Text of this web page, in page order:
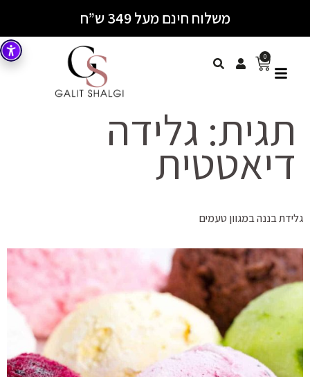
משלוח חינם מעל 349 ש”ח
0
תגית: גלידה
דיאטטית
גלידת בננה במגוון טעמים